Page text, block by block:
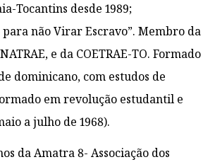
Tocantins desde 1989;
não Virar Escravo”. Membro da
e da COETRAE-TO. Formado
dominicano, com estudos de
em revolução estudantil e
a julho de 1968).
da Amatra 8- Associação dos